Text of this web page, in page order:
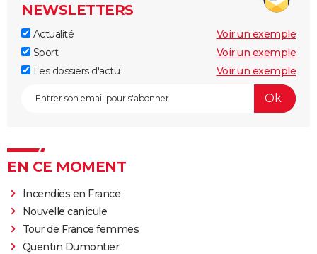
NEWSLETTERS
Actualité
Voir un exemple
Sport
Voir un exemple
Les dossiers d'actu
Voir un exemple
EN CE MOMENT
Incendies en France
Nouvelle canicule
Tour de France femmes
Quentin Dumontier